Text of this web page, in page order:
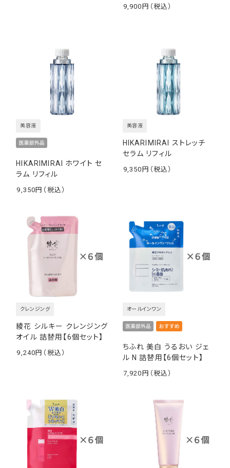
9,900
HIKARIMIRAI ホワイト セ
ラム リフィル
美容液
9,350
HIKARIMIRAI ストレッチ
セラム リフィル
美容液
9,350
綾花 シルキー クレンジング
オイル 詰替用【6個セット】
クレンジング
9,240
ちふれ 美白 うるおい ジェ
ル N 詰替用【6個セット】
オールインワン
7,920